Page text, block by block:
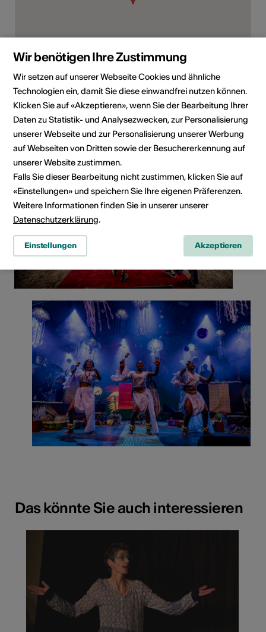
Chemin du Grand Lac, 3960 Sierre
Route planen
ÖV Fahrplan
Das könnte Sie auch interessieren
Wir benötigen Ihre Zustimmung
Wir setzen auf unserer Webseite Cookies und ähnliche
Technologien ein, damit Sie diese einwandfrei nutzen können.
Klicken Sie auf «Akzeptieren», wenn Sie der Bearbeitung Ihrer
Daten zu Statistik- und Analysezwecken, zur Personalisierung
unserer Webseite und zur Personalisierung unserer Werbung
auf Webseiten von Dritten sowie der Besuchererkennung auf
unserer Website zustimmen.
Falls Sie dieser Bearbeitung nicht zustimmen, klicken Sie auf
«Einstellungen» und speichern Sie Ihre eigenen Präferenzen.
Weitere Informationen finden Sie in unserer unserer
Datenschutzerklärung.
Einstellungen Akzeptieren